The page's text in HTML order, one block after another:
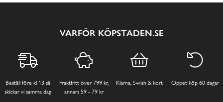
VARFÖR KÖPSTADEN.SE
Beställ före kl 13 så
skickar vi samma dag
Fraktfritt över 799 kr,
annars 59 - 79 kr
Klarna, Swish & kort Öppet köp 60 dagar